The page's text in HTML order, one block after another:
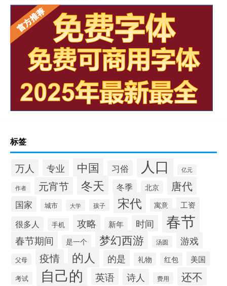
标签
万人 专业 中国 习俗 人口 亿元
作者 元宵节 冬天 冬季 北京 唐代
国家 城市 大学 孩子 宋代 寓意 工资
很多人 手机 攻略 新年 时间 春节
春节期间 是一个 梦幻西游 汤圆 游戏
父母 疫情 的人 的是 礼物 红包 美国
考试 自己的 英语 诗人 费用 还不